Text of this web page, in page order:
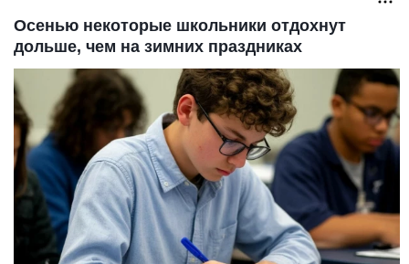
Осенью некоторые школьники отдохнут
дольше, чем на зимних праздниках